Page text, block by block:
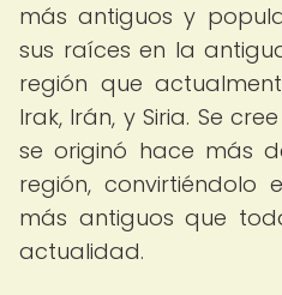
más antiguos y
sus raíces en la
región que
Irak, Irán, y Siria. Se
se originó hace más
región, convirtiéndolo
más antiguos que
actualidad.